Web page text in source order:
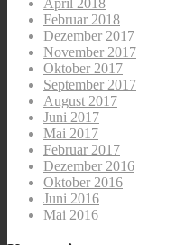
April 2018
Februar 2018
Dezember 2017
November 2017
Oktober 2017
September 2017
August 2017
Juni 2017
Mai 2017
Februar 2017
Dezember 2016
Oktober 2016
Juni 2016
Mai 2016